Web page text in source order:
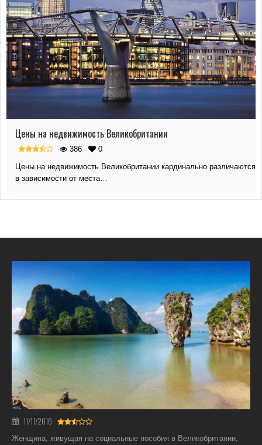
Цены на недвижимость Великобритании
386
0
Цены на недвижимость Великобритании кардинально различаются
в зависимости от места…
11/11/2016
Женщина, живущая на социальные пособия в Великобритании,